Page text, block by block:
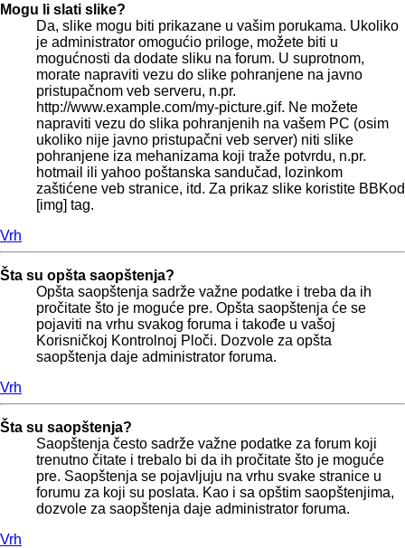
Mogu li slati slike?
Da, slike mogu biti prikazane u vašim porukama. Ukoliko
je administrator omogućio priloge, možete biti u
mogućnosti da dodate sliku na forum. U suprotnom,
morate napraviti vezu do slike pohranjene na javno
pristupačnom veb serveru, n.pr.
http://www.example.com/my-picture.gif. Ne možete
napraviti vezu do slika pohranjenih na vašem PC (osim
ukoliko nije javno pristupačni veb server) niti slike
pohranjene iza mehanizama koji traže potvrdu, n.pr.
hotmail ili yahoo poštanska sandučad, lozinkom
zaštićene veb stranice, itd. Za prikaz slike koristite BBKod
[img] tag.
Vrh
Šta su opšta saopštenja?
Opšta saopštenja sadrže važne podatke i treba da ih
pročitate što je moguće pre. Opšta saopštenja će se
pojaviti na vrhu svakog foruma i takođe u vašoj
Korisničkoj Kontrolnoj Ploči. Dozvole za opšta
saopštenja daje administrator foruma.
Vrh
Šta su saopštenja?
Saopštenja često sadrže važne podatke za forum koji
trenutno čitate i trebalo bi da ih pročitate što je moguće
pre. Saopštenja se pojavljuju na vrhu svake stranice u
forumu za koji su poslata. Kao i sa opštim saopštenjima,
dozvole za saopštenja daje administrator foruma.
Vrh